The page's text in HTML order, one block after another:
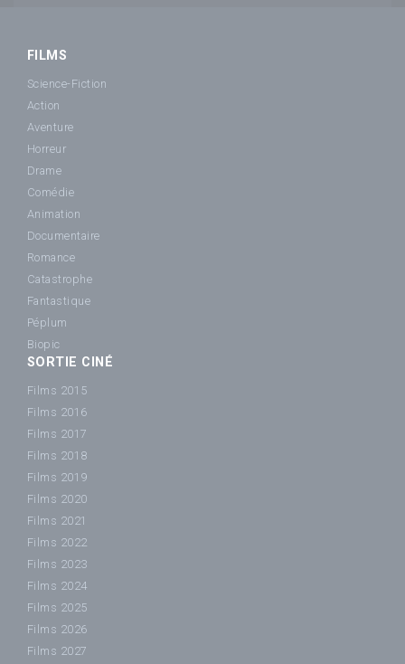
FILMS
Science-Fiction
Action
Aventure
Horreur
Drame
Comédie
Animation
Documentaire
Romance
Catastrophe
Fantastique
Péplum
Biopic
SORTIE CINÉ
Films 2015
Films 2016
Films 2017
Films 2018
Films 2019
Films 2020
Films 2021
Films 2022
Films 2023
Films 2024
Films 2025
Films 2026
Films 2027